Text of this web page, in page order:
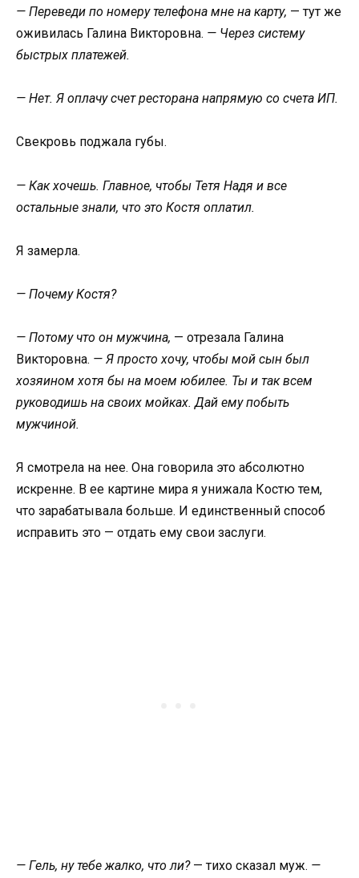
— Переведи по номеру телефона мне на карту, — тут же
оживилась Галина Викторовна. — Через систему
быстрых платежей.
— Нет. Я оплачу счет ресторана напрямую со счета ИП.
Свекровь поджала губы.
— Как хочешь. Главное, чтобы Тетя Надя и все
остальные знали, что это Костя оплатил.
Я замерла.
— Почему Костя?
— Потому что он мужчина, — отрезала Галина
Викторовна. — Я просто хочу, чтобы мой сын был
хозяином хотя бы на моем юбилее. Ты и так всем
руководишь на своих мойках. Дай ему побыть
мужчиной.
Я смотрела на нее. Она говорила это абсолютно
искренне. В ее картине мира я унижала Костю тем,
что зарабатывала больше. И единственный способ
исправить это — отдать ему свои заслуги.
— Гель, ну тебе жалко, что ли?— тихо сказал муж. —